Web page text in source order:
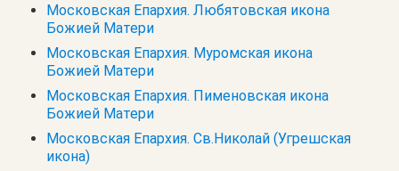
Московская Епархия. Любятовская икона
Божией Матери
Московская Епархия. Муромская икона
Божией Матери
Московская Епархия. Пименовская икона
Божией Матери
Московская Епархия. Св.Николай (Угрешская
икона)